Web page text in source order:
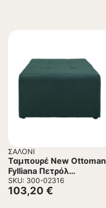
ΣΑΛΌΝΙ
Ταμπουρέ New Ottoman
Fylliana Πετρόλ
70x70x40 εκ.
SKU: 300-02316
103,20 €